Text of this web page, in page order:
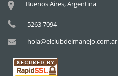
Buenos Aires, Argentina
5263 7094
hola@elclubdelmanejo.com.ar